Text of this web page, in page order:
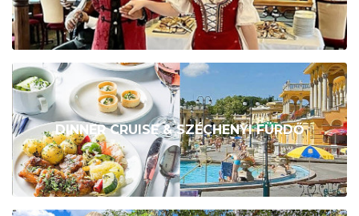
DINNER CRUISE & SZÉCHENYI FÜRDŐ